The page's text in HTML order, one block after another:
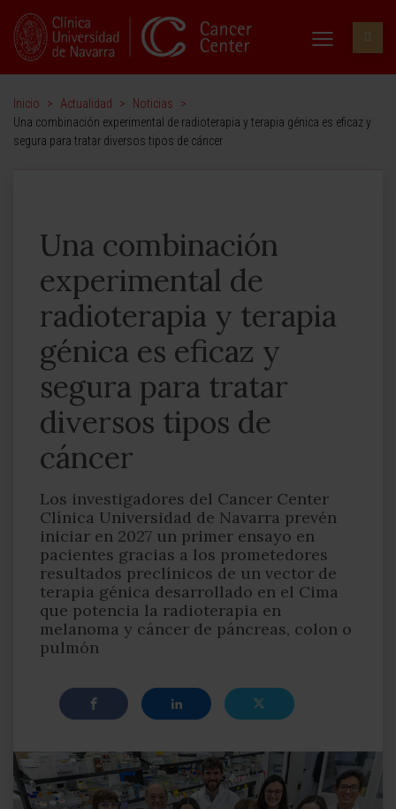
Inicio > Actualidad > Noticias
>
Una combinación experimental de radioterapia y terapia génica es eficaz y
segura para tratar diversos tipos de cáncer
Una combinación
experimental de
radioterapia y terapia
génica es eficaz y
segura para tratar
diversos tipos de
cáncer
Los investigadores del Cancer Center
Clínica Universidad de Navarra prevén
iniciar en 2027 un primer ensayo en
pacientes gracias a los prometedores
resultados preclínicos de un vector de
terapia génica desarrollado en el Cima
que potencia la radioterapia en
melanoma y cáncer de páncreas, colon o
pulmón